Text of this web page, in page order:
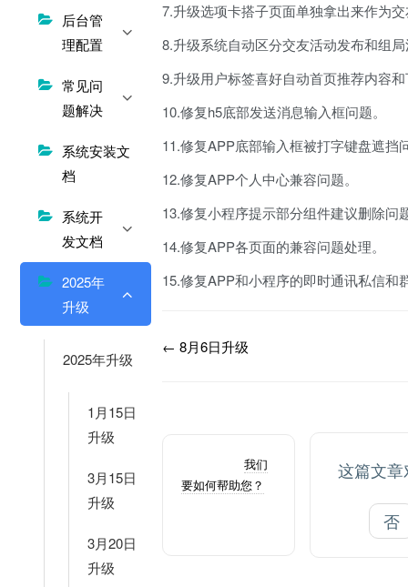
后台管
理配置
常见问
题解决
系统安装文
档
系统开
发文档
2025年
升级
2025年升级
1月15日
升级
3月15日
升级
3月20日
升级
7.升级选项卡搭子页面单独拿出来作为
8.升级系统自动区分交友活动发布和组
9.升级用户标签喜好自动首页推荐内容
10.修复h5底部发送消息输入框问题。
11.修复APP底部输入框被打字键盘遮挡
12.修复APP个人中心兼容问题。
13.修复小程序提示部分组件建议删除问
14.修复APP各页面的兼容问题处理。
15.修复APP和小程序的即时通讯私信和
← 8月6日升级
Still stuck?我们
要如何帮助您？
这篇文
否